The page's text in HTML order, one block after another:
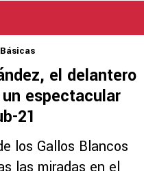
el delantero
espectacular
21
los Gallos Blancos